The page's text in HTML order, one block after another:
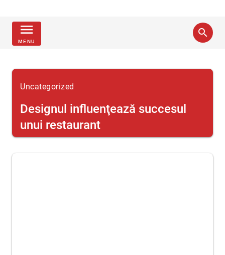
menu
MENU
search
Uncategorized
Designul influenţează succesul
unui restaurant